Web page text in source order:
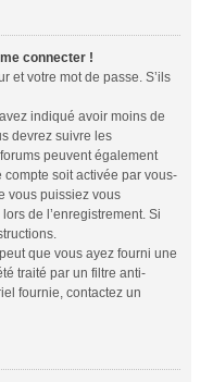
connecter !
et votre mot de passe. S’ils
indiqué avoir moins de
devrez suivre les
peuvent également
soit activée par vous-
vous puissiez vous
de l’enregistrement. Si
que vous ayez fourni une
traité par un filtre anti-
fournie, contactez un